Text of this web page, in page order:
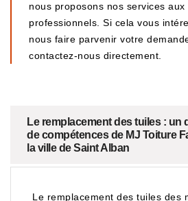
nous proposons nos services
professionnels. Si cela vous
nous faire parvenir votre
contactez-nous directement.
Le remplacement des tuiles : un
de compétences de MJ Toiture
la ville de Saint Alban
Le remplacement des tuiles des